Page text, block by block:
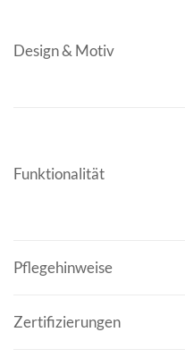
Design & Motiv
Funktionalität
Pflegehinweise
Zertifizierungen